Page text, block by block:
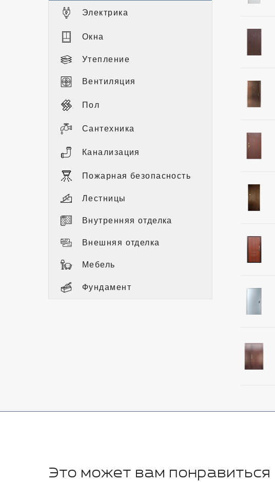
Электрика
Окна
Утепление
Вентиляция
Пол
Сантехника
Канализация
Пожарная безопасность
Лестницы
Внутренняя отделка
Внешняя отделка
Мебель
Фундамент
Это может вам понравиться